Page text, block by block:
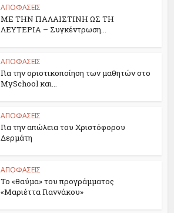
ΑΠΟΦΑΣΕΙΣ
ΜΕ ΤΗΝ ΠΑΛΑΙΣΤΙΝΗ ΩΣ ΤΗ
ΛΕΥΤΕΡΙΑ – Συγκέντρωση...
ΑΠΟΦΑΣΕΙΣ
Για την οριστικοποίηση των μαθητών στο
MySchool και...
ΑΠΟΦΑΣΕΙΣ
Για την απώλεια του Χριστόφορου
Δερμάτη
ΑΠΟΦΑΣΕΙΣ
Το «θαύμα» του προγράμματος
«Μαριέττα Γιαννάκου»